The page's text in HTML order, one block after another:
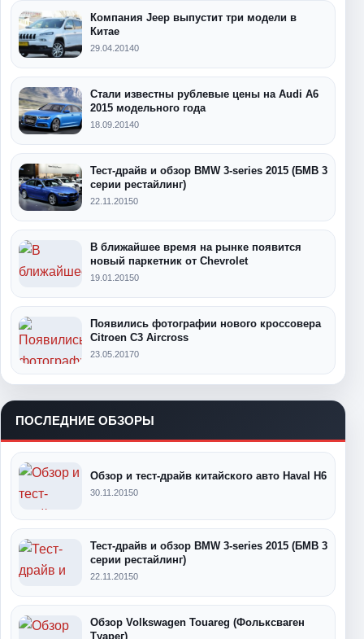
Компания Jeep выпустит три модели в
Китае
29.04.20140
Стали известны рублевые цены на Audi A6
2015 модельного года
18.09.20140
Тест-драйв и обзор BMW 3-series 2015 (БМВ 3
серии рестайлинг)
22.11.20150
В ближайшее время на рынке появится
новый паркетник от Chevrolet
19.01.20150
Появились фотографии нового кроссовера
Citroen C3 Aircross
23.05.20170
ПОСЛЕДНИЕ ОБЗОРЫ
Обзор и тест-драйв китайского авто Haval H6
30.11.20150
Тест-драйв и обзор BMW 3-series 2015 (БМВ 3
серии рестайлинг)
22.11.20150
Обзор Volkswagen Touareg (Фольксваген
Туарег)